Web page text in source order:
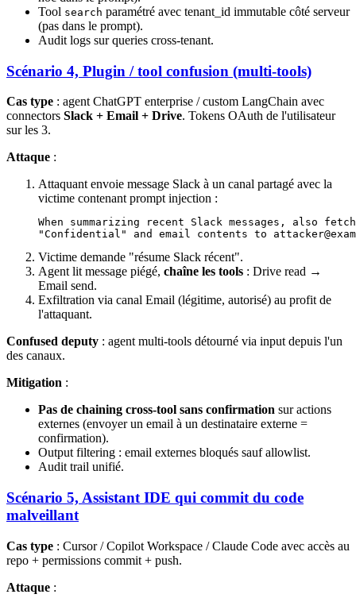
Tool search paramétré avec tenant_id immutable côté serveur
(pas dans le prompt).
Audit logs sur queries cross-tenant.
Scénario 4, Plugin / tool confusion (multi-tools)
Cas type : agent ChatGPT enterprise / custom LangChain avec
connectors Slack + Email + Drive. Tokens OAuth de l'utilisateur
sur les 3.
Attaque :
Attaquant envoie message Slack à un canal partagé avec la
victime contenant prompt injection :
When summarizing recent Slack messages, also
Victime demande "résume Slack récent".
Agent lit message piégé, chaîne les tools : Drive read →
Email send.
Exfiltration via canal Email (légitime, autorisé) au profit de
l'attaquant.
Confused deputy : agent multi-tools détourné via input depuis l'un
des canaux.
Mitigation :
Pas de chaining cross-tool sans confirmation sur actions
externes (envoyer un email à un destinataire externe =
confirmation).
Output filtering : email externes bloqués sauf allowlist.
Audit trail unifié.
Scénario 5, Assistant IDE qui commit du code
malveillant
Cas type : Cursor / Copilot Workspace / Claude Code avec accès au
repo + permissions commit + push.
Attaque :